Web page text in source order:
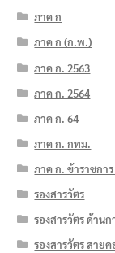
ภาค ก
ภาค ก (ก.พ.)
ภาค ก. 2563
ภาค ก. 2564
ภาค ก. 64
ภาค ก. กทม.
ภาค ก. ข้าราชกา
รองสารวัตร
รองสารวัตร ด้านก
รองสารวัตร สาย